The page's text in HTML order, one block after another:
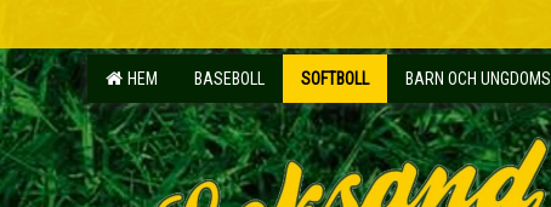
HEM BASEBOLL SOFTBOLL BARN OCH